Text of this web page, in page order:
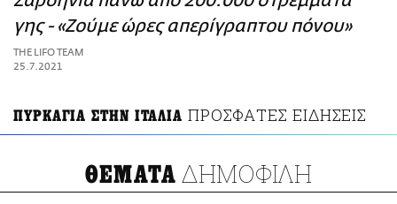
ΑΜΠΑ
PRINT
γης - «Ζούμε ώρες απερίγραπτου πόνου»
THE LIFO TEAM
25.7.2021
ΠΥΡΚΑΓΙΑ ΣΤΗΝ ΙΤΑΛΙΑ ΠΡΟΣΦΑΤΕΣ ΕΙΔΗΣΕΙΣ
ΘΕΜΑΤΑ ΔΗΜΟΦΙΛΗ